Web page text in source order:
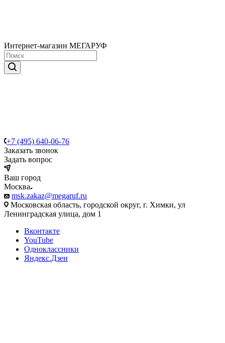
Интернет-магазин МЕГАРУФ
+7 (495) 640-06-76
Заказать звонок
Задать вопрос
Ваш город
Москва
msk.zakaz@megaruf.ru
Московская область, городской округ, г. Химки, ул
Ленинградская улица, дом 1
Вконтакте
YouTube
Одноклассники
Яндекс.Дзен